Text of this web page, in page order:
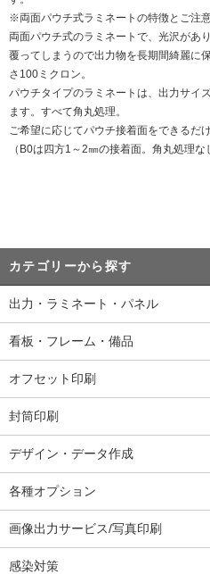
※両面パウチ式ラミネートの特徴とご注
両面パウチ式のラミネートで、光沢があ
覆ってしまうので出力物を長期間綺麗に
さ100ミクロン。
パウチタイプのラミネートは、出力サイ
ます。すべて角丸処理。
ご希望に応じてパウチ接着面をできるだ
（B0は四方1～2㎜の接着面。角丸処理な
カテゴリーから探す
出力・ラミネート・パネル
看板・フレーム・備品
オフセット印刷
封筒印刷
デザイン・データ作成
各種オプション
画像出力サービス/写真印刷
感染対策